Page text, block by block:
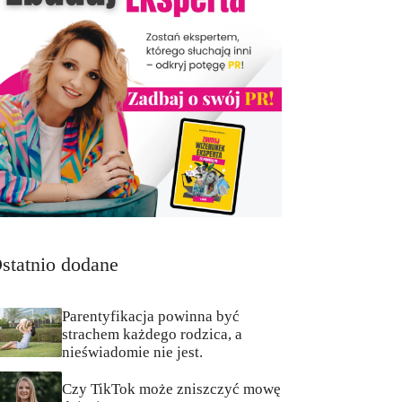
dodane
Parentyfikacja powinna być
strachem każdego rodzica, a
nieświadomie nie jest.
Czy TikTok może zniszczyć mowę